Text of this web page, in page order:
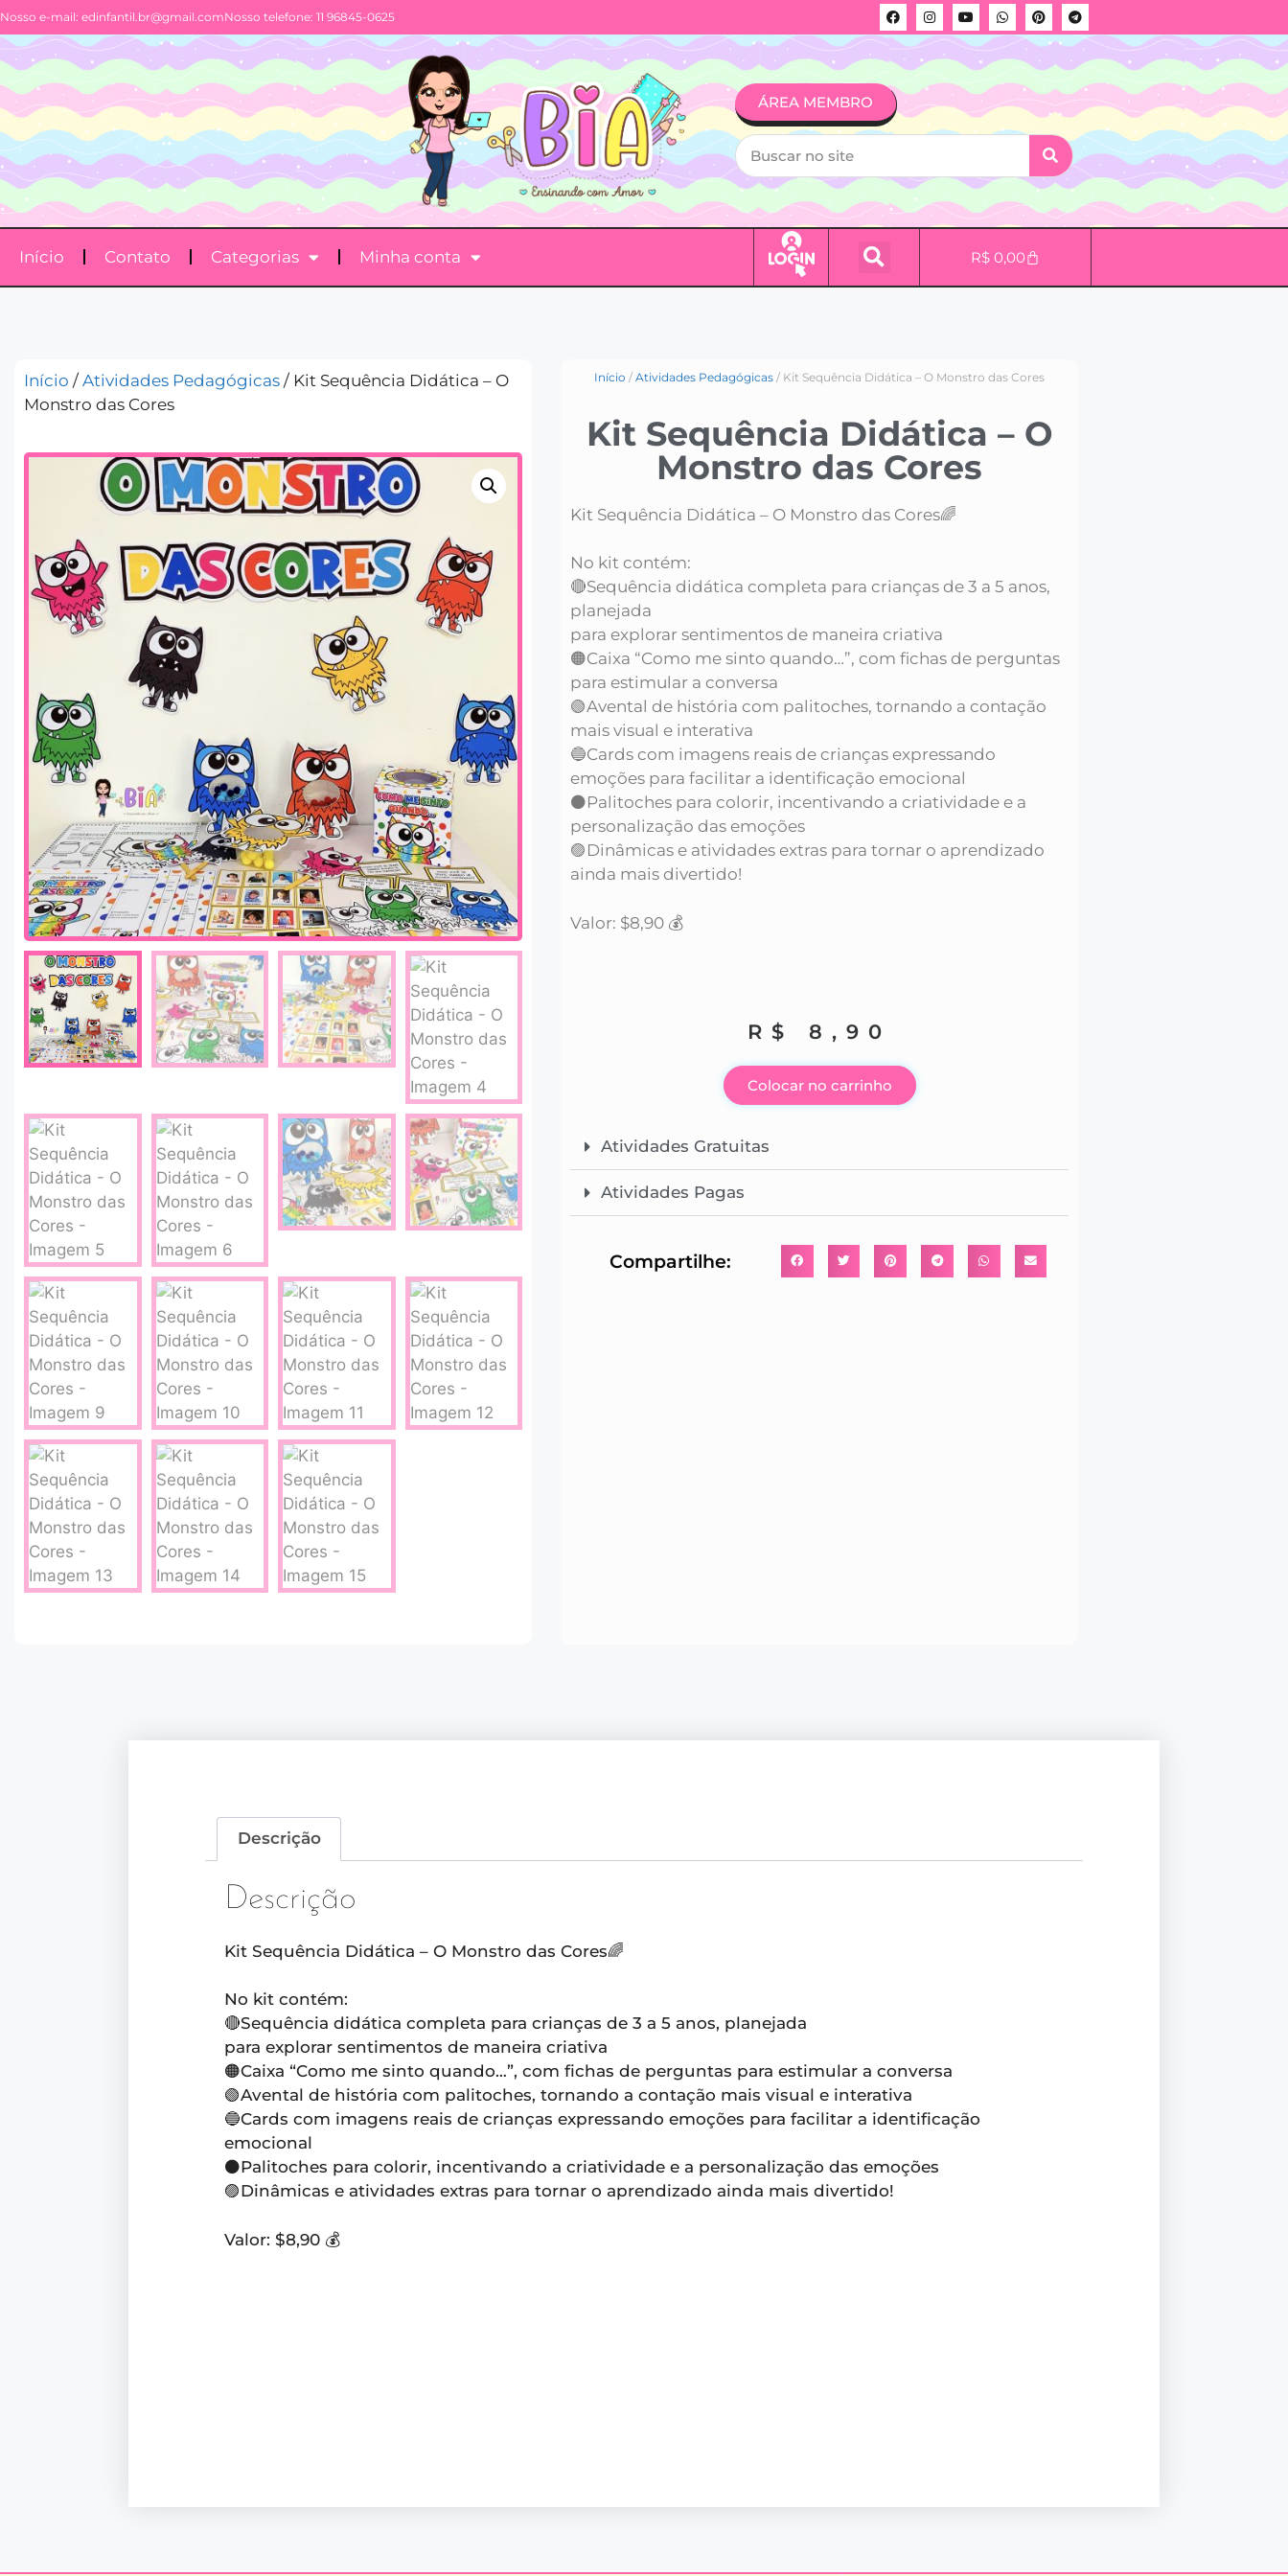
Nosso e-mail: edinfantil.br@gmail.comNosso telefone: 11 96845-0625
ÁREA MEMBRO
Início Contato Categorias Minha conta R$ 0,00
Início / Atividades Pedagógicas / Kit Sequência Didática – O
Monstro das Cores
Início / Atividades Pedagógicas / Kit Sequência Didática – O Monstro das Cores
Kit Sequência Didática – O
Monstro das Cores
Kit Sequência Didática – O Monstro das Cores🌈
No kit contém:
🔴Sequência didática completa para crianças de 3 a 5 anos,
planejada
para explorar sentimentos de maneira criativa
🟠Caixa “Como me sinto quando…”, com fichas de perguntas
para estimular a conversa
🟢Avental de história com palitoches, tornando a contação
mais visual e interativa
🔵Cards com imagens reais de crianças expressando
emoções para facilitar a identificação emocional
⚫️Palitoches para colorir, incentivando a criatividade e a
personalização das emoções
🟣Dinâmicas e atividades extras para tornar o aprendizado
ainda mais divertido!
Valor: $8,90 💰
R$ 8,90
Colocar no carrinho
Atividades Gratuitas
Atividades Pagas
Compartilhe:
Descrição
Descrição
Kit Sequência Didática – O Monstro das Cores🌈
No kit contém:
🔴Sequência didática completa para crianças de 3 a 5 anos, planejada
para explorar sentimentos de maneira criativa
🟠Caixa “Como me sinto quando…”, com fichas de perguntas para estimular a conversa
🟢Avental de história com palitoches, tornando a contação mais visual e interativa
🔵Cards com imagens reais de crianças expressando emoções para facilitar a identificação
emocional
⚫️Palitoches para colorir, incentivando a criatividade e a personalização das emoções
🟣Dinâmicas e atividades extras para tornar o aprendizado ainda mais divertido!
Valor: $8,90 💰